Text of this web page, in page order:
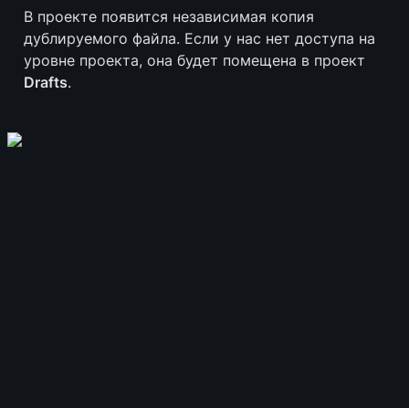
В проекте появится независимая копия
дублируемого файла. Если у нас нет доступа на
Drafts.